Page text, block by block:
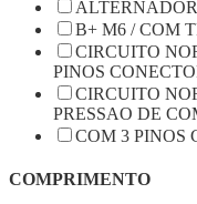
B+ M6 / COM
CIRCUITO
PINOS
CIRCUITO
PRESSAO DE
COM 3 PINOS
COMPRIMENTO